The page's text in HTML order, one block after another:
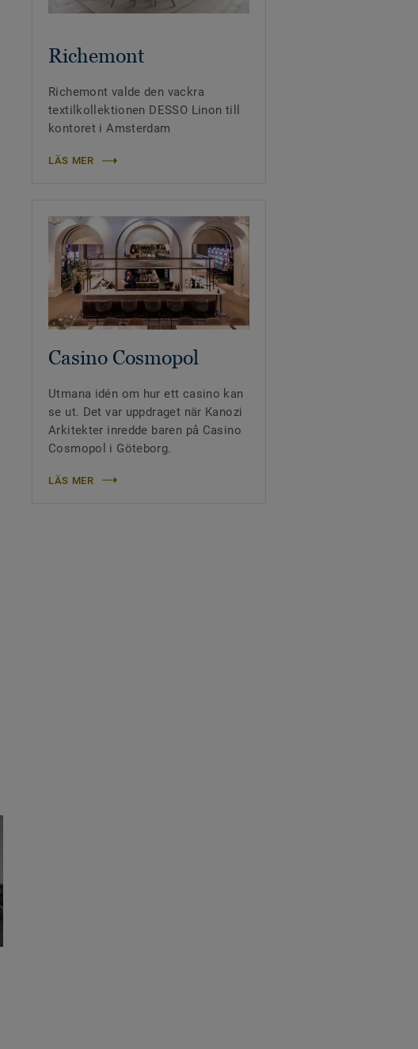
Richemont
Richemont valde den vackra
textilkollektionen DESSO Linon till
kontoret i Amsterdam
LÄS MER
Casino Cosmopol
Utmana idén om hur ett casino kan
se ut. Det var uppdraget när Kanozi
Arkitekter inredde baren på Casino
Cosmopol i Göteborg.
LÄS MER